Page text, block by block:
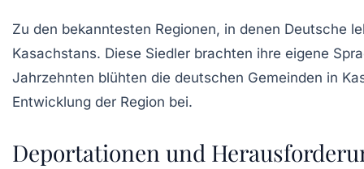
Zu den bekanntesten Regionen, in denen Deutsche
Kasachstans. Diese Siedler brachten ihre eigene
Jahrzehnten blühten die deutschen Gemeinden in
Entwicklung der Region bei.
Deportationen und